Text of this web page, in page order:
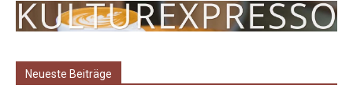
Neueste Beiträge